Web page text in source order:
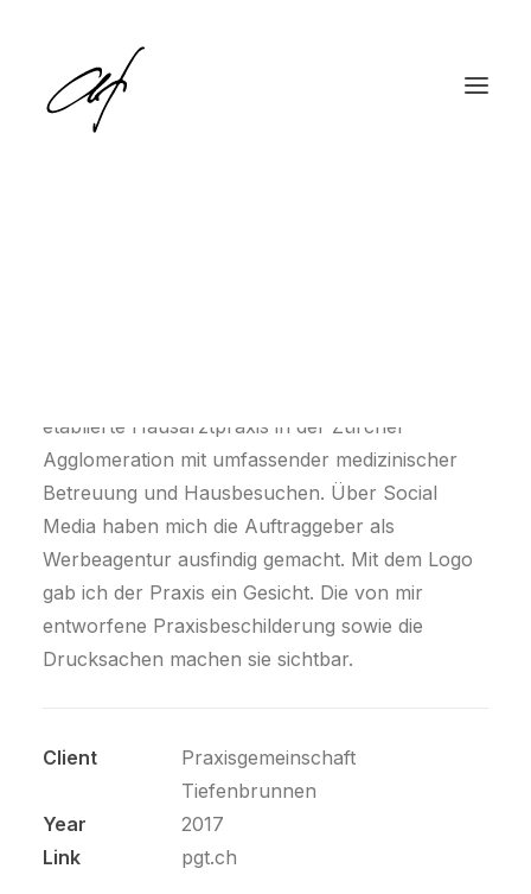
etablierte Hausarztpraxis in der Zürcher
Agglomeration mit umfassender medizinischer
Betreuung und Hausbesuchen. Über Social
Media haben mich die Auftraggeber als
Werbeagentur ausfindig gemacht. Mit dem Logo
gab ich der Praxis ein Gesicht. Die von mir
entworfene Praxisbeschilderung sowie die
Drucksachen machen sie sichtbar.
Client
Praxisgemeinschaft
Tiefenbrunnen
Year
2017
Link
pgt.ch